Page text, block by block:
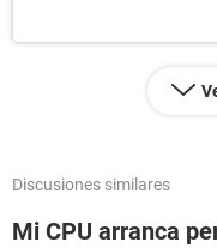
Discusiones similares
Mi CPU arranca